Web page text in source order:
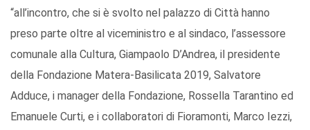
“all’incontro, che si è svolto nel palazzo di Città hanno
preso parte oltre al viceministro e al sindaco, l’assessore
comunale alla Cultura, Giampaolo D’Andrea, il presidente
della Fondazione Matera-Basilicata 2019, Salvatore
Adduce, i manager della Fondazione, Rossella Tarantino ed
Emanuele Curti, e i collaboratori di Fioramonti, Marco Iezzi,